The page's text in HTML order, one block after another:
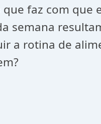
faz com que
semana
a rotina de